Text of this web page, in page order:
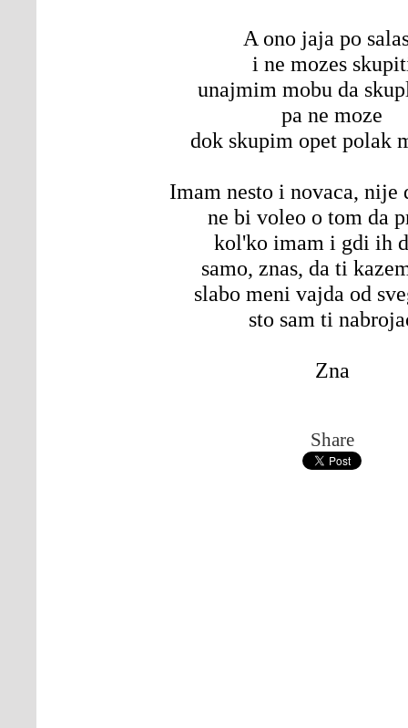
A ono jaja po
i ne mozes
unajmim mobu da
pa ne moze
dok skupim opet polak
Imam nesto i novaca, nije
ne bi voleo o tom da
kol'ko imam i gdi ih
samo, znas, da ti
slabo meni vajda od
sto sam ti
Zna
Share